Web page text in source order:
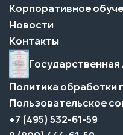
Корпоративное
Новости
Контакты
Государственная
Политика обработки
Пользовательское
+7 (495) 532-61-59